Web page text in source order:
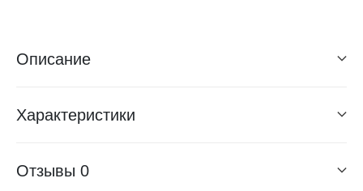
Описание
Характеристики
Отзывы 0